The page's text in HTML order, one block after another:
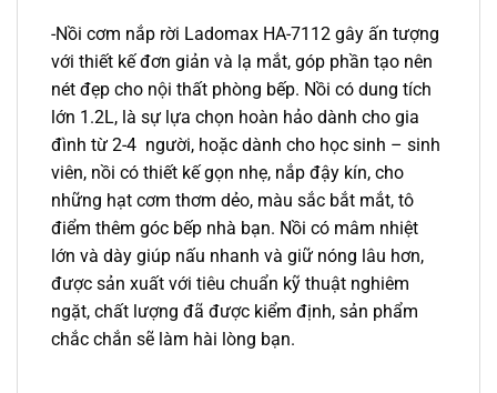
-Nồi cơm nắp rời Ladomax HA-7112 gây ấn tượng
với thiết kế đơn giản và lạ mắt, góp phần tạo nên
nét đẹp cho nội thất phòng bếp. Nồi có dung tích
lớn 1.2L, là sự lựa chọn hoàn hảo dành cho gia
đình từ 2-4 người, hoặc dành cho học sinh – sinh
viên, nồi có thiết kế gọn nhẹ, nắp đậy kín, cho
những hạt cơm thơm dẻo, màu sắc bắt mắt, tô
điểm thêm góc bếp nhà bạn. Nồi có mâm nhiệt
lớn và dày giúp nấu nhanh và giữ nóng lâu hơn,
được sản xuất với tiêu chuẩn kỹ thuật nghiêm
ngặt, chất lượng đã được kiểm định, sản phẩm
chắc chắn sẽ làm hài lòng bạn.